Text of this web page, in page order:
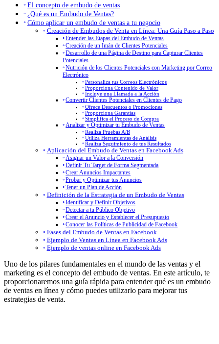
El concepto de embudo de ventas
¿Qué es un Embudo de Ventas?
Cómo aplicar un embudo de ventas a tu negocio
Creación de Embudos de Venta en Línea: Una Guía Paso a Paso
Entender las Etapas del Embudo de Ventas
Creación de un Imán de Clientes Potenciales
Desarrollo de una Página de Destino para Capturar Clientes
Potenciales
Nutrición de los Clientes Potenciales con Marketing por Correo
Electrónico
Personaliza tus Correos Electrónicos
Proporciona Contenido de Valor
Incluye una Llamada a la Acción
Convertir Clientes Potenciales en Clientes de Pago
Ofrece Descuentos o Promociones
Proporciona Garantías
Simplifica el Proceso de Compra
Analizar y Optimizar tu Embudo de Ventas
Realiza Pruebas A/B
Utiliza Herramientas de Análisis
Realiza Seguimiento de tus Resultados
Aplicación del Embudo de Ventas en Facebook Ads
Asignar un Valor a la Conversión
Definir Tu Target de Forma Segmentada
Crear Anuncios Impactantes
Probar y Optimizar tus Anuncios
Tener un Plan de Acción
Definición de la Estrategia de un Embudo de Ventas
Identificar y Definir Objetivos
Detectar a tu Público Objetivo
Crear el Anuncio y Establecer el Presupuesto
Conocer las Políticas de Publicidad de Facebook
Fases del Embudo de Ventas en Facebook
Ejemplo de Ventas en Línea en Facebook Ads
Ejemplo de ventas online en Facebook Ads
Uno de los pilares fundamentales en el mundo de las ventas y el
marketing es el concepto del embudo de ventas. En este artículo, te
proporcionaremos una guía rápida para entender qué es un embudo
de ventas en línea y cómo puedes utilizarlo para mejorar tus
estrategias de venta.